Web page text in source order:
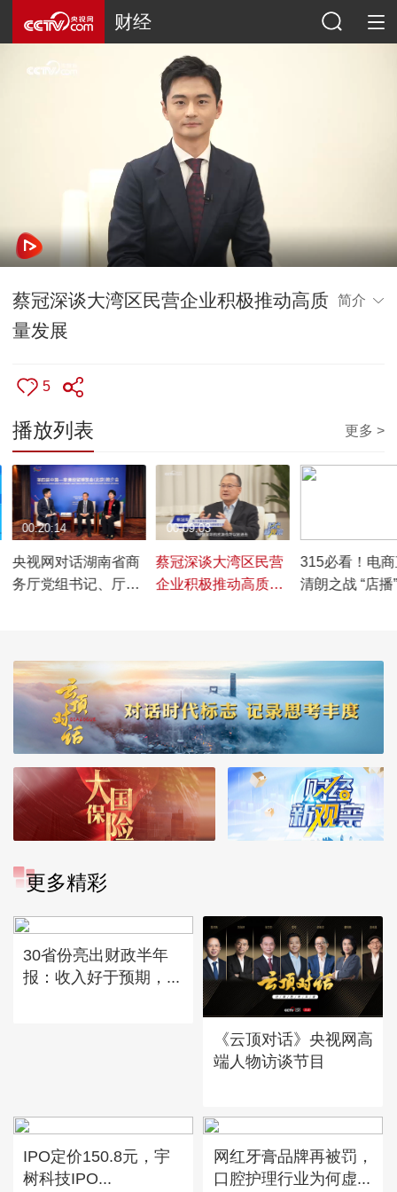
财经
蔡冠深谈大湾区民营企业积极推动高质
量发展
简介
5
播放列表 更多 >
央视网对话湖南省商
务厅党组书记、厅长
00:20:14
蔡冠深谈大湾区民营
企业积极推动高质量
00:09:03
315必看！电
清朗之战 “店播
更多精彩
30省份亮出财政半年
报：收入好于预期，...
《云顶对话》央视网高
端人物访谈节目
IPO定价150.8元，宇
树科技IPO...
网红牙膏品牌再被罚，
口腔护理行业为何虚...